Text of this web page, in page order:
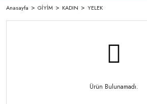
Anasayfa GİYİM KADIN YELEK
Ürün Bulunamadı.